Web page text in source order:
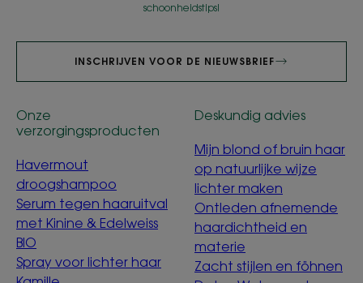
schoonheidstips!
INSCHRIJVEN VOOR DE NIEUWSBRIEF
Onze
verzorgingsproducten
Havermout
droogshampoo
Serum tegen haaruitval
met Kinine & Edelweiss
BIO
Spray voor lichter haar
Deskundig advies
Mijn blond of bruin haar
op natuurlijke wijze
lichter maken
Ontleden afnemende
haardichtheid en
materie
Zacht stijlen en föhnen